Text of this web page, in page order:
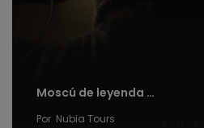
Moscú de leyenda …
Por Nubia Tours